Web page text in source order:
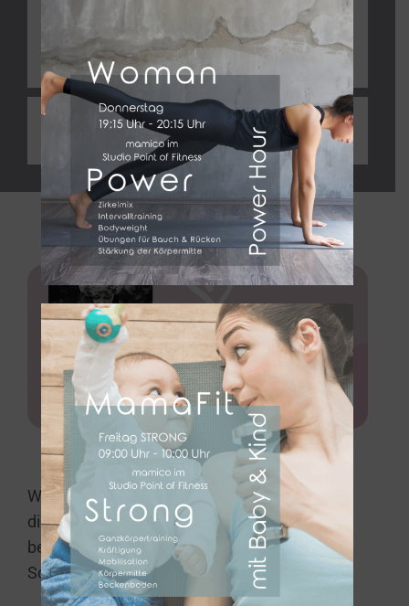
Präventionskurs | mit Baby von 3-
10 Monaten | Kursraum Point of
Fitness | Steffi
MamaFit & Buggy Outdoor mit
Baby | Einstieg flexibel möglich
Wir freuen uns über die Zusammenarbeit mit
diesen wunderbaren Hebammen. Sie
begleiten dich liebevoll von dem Beginn der
Schwangerschaft an!